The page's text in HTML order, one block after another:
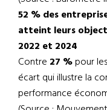
52 % des
atteint leurs
2022 et 2024
Contre 27 %pour
écart qui illustre la
performance